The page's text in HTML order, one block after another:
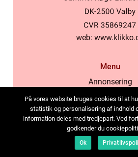
web:
Menu
Annonsering
Om oss
Cookies
Kontakta oss
Sitemap
På vores website bruges cookies til at
statistik og personalisering af indhold
information deles med tredjepart. Ved
godkender du
Ok